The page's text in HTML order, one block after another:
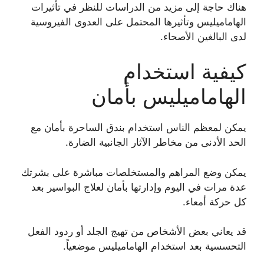
هناك حاجة إلى مزيد من الدراسات للنظر في تأثيرات
الهاماميليس وتأثيرها المحتمل على العدوى الفيروسية
لدى البالغين الأصحاء.
كيفية استخدام
الهاماميليس بأمان
يمكن لمعظم الناس استخدام بندق الساحرة بأمان مع
الحد الأدنى من مخاطر الآثار الجانبية الضارة.
يمكن وضع المراهم والمستخلصات مباشرة على بشرتك
عدة مرات في اليوم وإدارتها بأمان لعلاج البواسير بعد
كل حركة أمعاء.
قد يعاني بعض الأشخاص من تهيج الجلد أو ردود الفعل
التحسسية بعد استخدام الهاماميليس موضعياً.